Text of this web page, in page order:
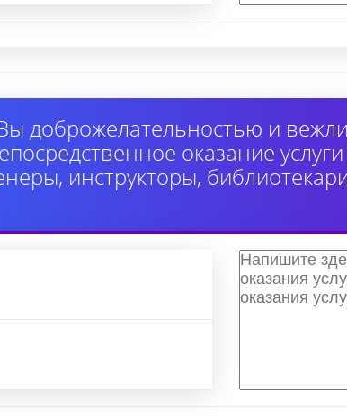
доброжелательностью и
оказание
инструкторы,